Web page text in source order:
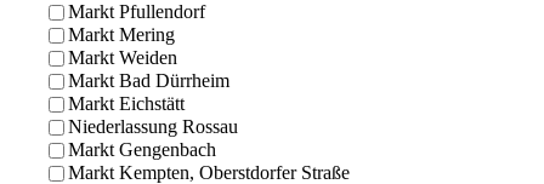
Markt Pfullendorf
Markt Mering
Markt Weiden
Markt Bad Dürrheim
Markt Eichstätt
Niederlassung Rossau
Markt Gengenbach
Markt Kempten, Oberstdorfer Straße